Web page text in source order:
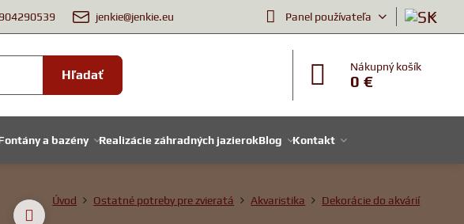
jenkie@jenkie.eu Panel používateľa
Hľadať
Nákupný košík
0 €
a bazény Realizácie záhradných jazierokBlog Kontakt
Úvod Ostatné potreby pre zvieratá Akvaristika Dekorácie do akvárií